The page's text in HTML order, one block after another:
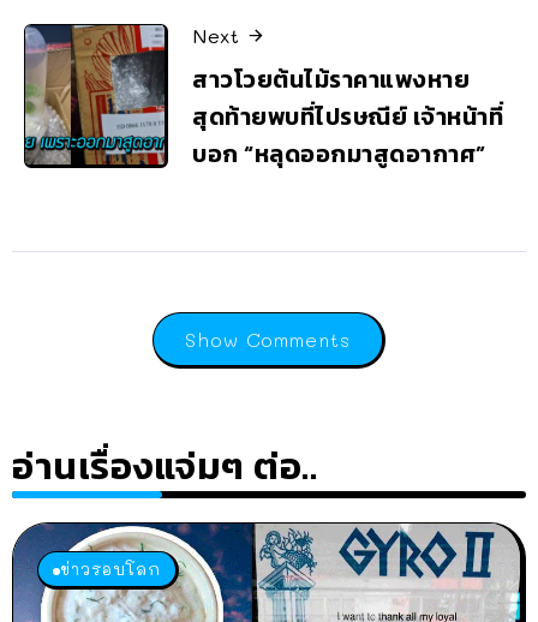
Next
สาวโวยต้นไม้ราคาแพงหาย
สุดท้ายพบที่ไปรษณีย์ เจ้าหน้าที่
บอก “หลุดออกมาสูดอากาศ”
Show Comments
อ่านเรื่องแจ่มๆ ต่อ..
ข่าวรอบโลก